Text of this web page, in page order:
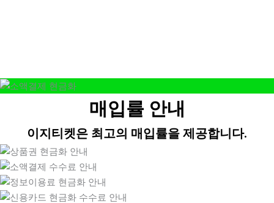
매입률 안내
이지티켓은 최고의 매입률을 제공합니다.